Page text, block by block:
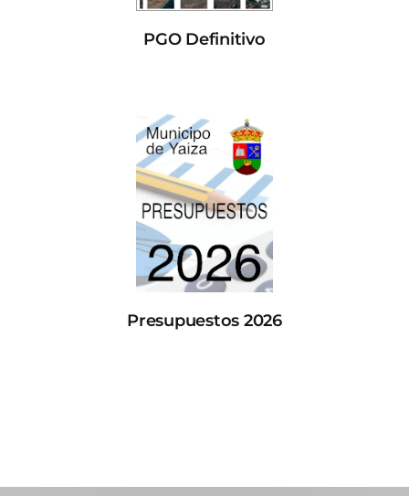
PGO Definitivo
Presupuestos 2026